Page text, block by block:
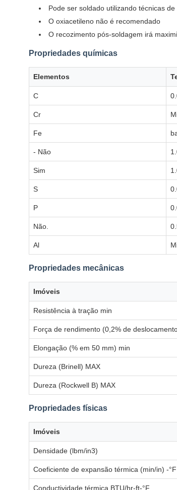
Pode ser soldado utilizando técnicas
O oxiacetileno não é recomendado
O recozimento pós-soldagem irá
Propriedades químicas
Elementos
C
Cr
Fe
- Não
Sim
S
P
Não.
Al
Propriedades mecânicas
Imóveis
Resistência à tração min
Força de rendimento (0,2% de
Elongação (% em 50 mm) min
Dureza (Brinell) MAX
Dureza (Rockwell B) MAX
Propriedades físicas
Imóveis
Densidade (lbm/in3)
Coeficiente de expansão térmica (min/in) -°F
Conductividade térmica BTU/hr-ft-°F